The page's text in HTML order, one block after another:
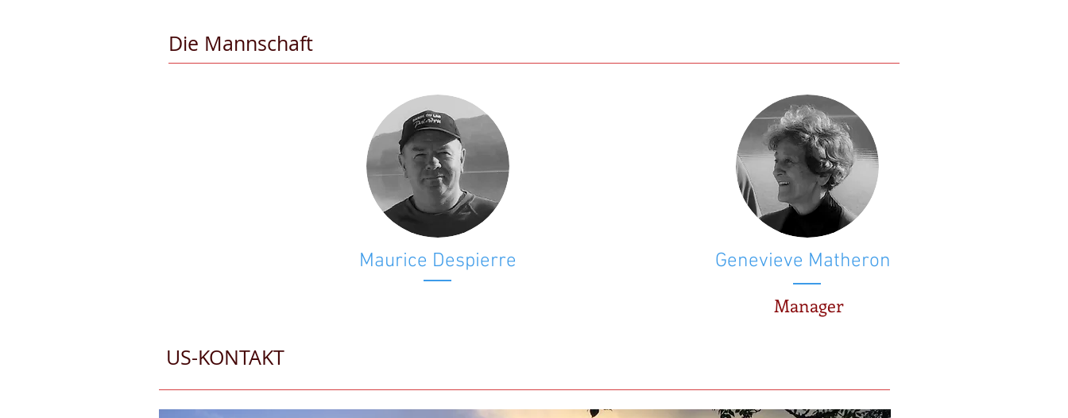
Die Mannschaft
Maurice Despierre
Genevieve Matheron
Manager
US-KONTAKT